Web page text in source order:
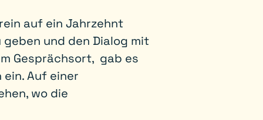
auf ein Jahrzehnt
und den Dialog mit
Gesprächsort, gab es
Auf einer
wo die